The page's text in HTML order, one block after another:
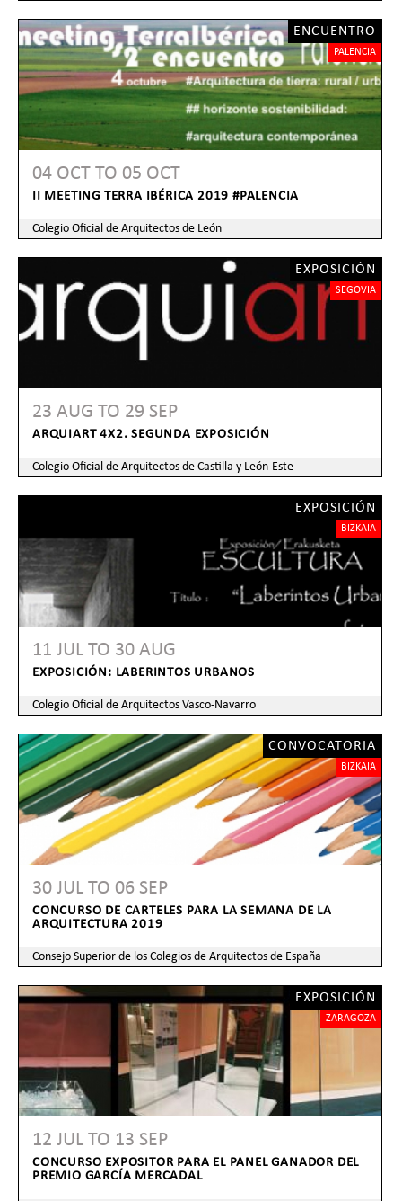
ENCUENTRO
PALENCIA
04 OCT TO 05 OCT
II MEETING TERRA IBÉRICA 2019 #PALENCIA
Colegio Oficial de Arquitectos de León
EXPOSICIÓN
SEGOVIA
23 AUG TO 29 SEP
ARQUIART 4X2. SEGUNDA EXPOSICIÓN
Colegio Oficial de Arquitectos de Castilla y León-Este
EXPOSICIÓN
BIZKAIA
11 JUL TO 30 AUG
EXPOSICIÓN: LABERINTOS URBANOS
Colegio Oficial de Arquitectos Vasco-Navarro
CONVOCATORIA
BIZKAIA
30 JUL TO 06 SEP
CONCURSO DE CARTELES PARA LA SEMANA DE LA
ARQUITECTURA 2019
Consejo Superior de los Colegios de Arquitectos de España
EXPOSICIÓN
ZARAGOZA
12 JUL TO 13 SEP
CONCURSO EXPOSITOR PARA EL PANEL GANADOR DEL
PREMIO GARCÍA MERCADAL